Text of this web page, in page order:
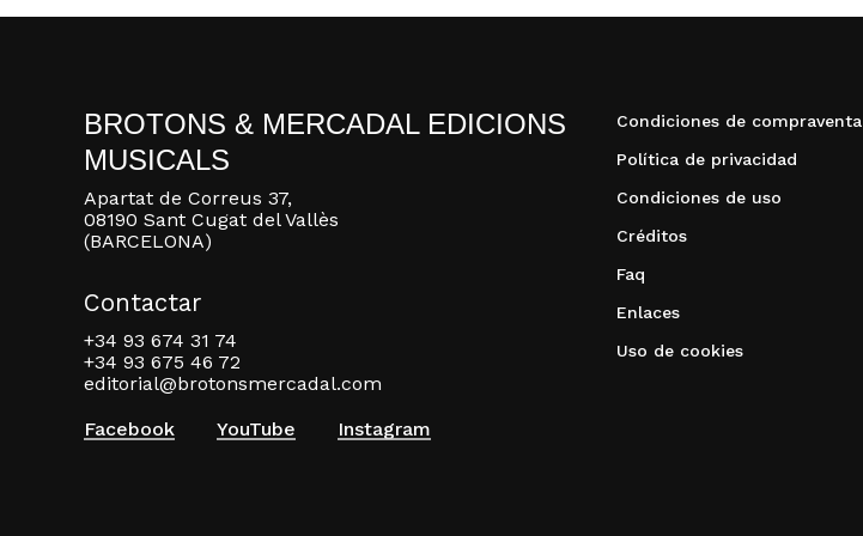
BROTONS & MERCADAL EDICIONS
MUSICALS
Apartat de Correus 37,
08190 Sant Cugat del Vallès
(BARCELONA)
Contactar
+34 93 674 31 74
+34 93 675 46 72
editorial@brotonsmercadal.com
Facebook
YouTube Instagram
Condiciones de compraventa
Política de privacidad
Condiciones de uso
Créditos
Faq
Enlaces
Uso de cookies